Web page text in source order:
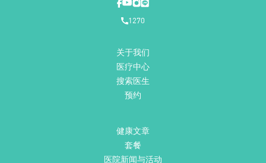
1270
关于我们
医疗中心
搜索医生
预约
健康文章
套餐
医院新闻与活动